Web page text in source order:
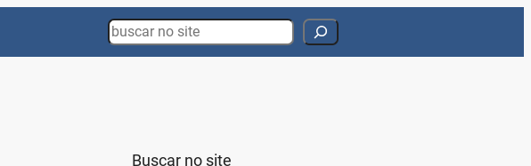
Search
Buscar no site